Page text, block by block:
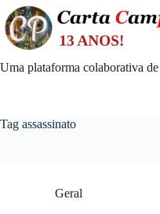
Skip
to
content
Uma plataforma colaborativa
Tag assassinato
Geral